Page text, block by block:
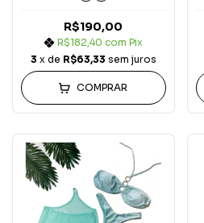
R$190,00
R$182,40 com Pix
3 x de R$63,33 sem juros
COMPRAR